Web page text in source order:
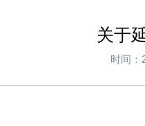
关于
时间：